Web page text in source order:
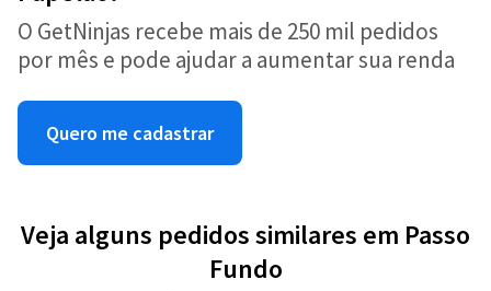
O GetNinjas recebe mais de 250 mil pedidos
por mês e pode ajudar a aumentar sua renda
Quero me cadastrar
Veja alguns pedidos similares em Passo
Fundo